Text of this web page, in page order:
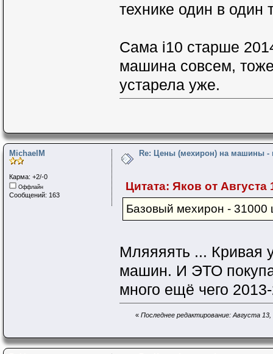
технике один в
Сама i10 старше
машина совсем, тоже
устарела уже.
MichaelM
Карма: +2/-0
Оффлайн
Сообщений: 163
Re: Цены (мехирон) на машины -
Цитата: Яков от Августа
Базовый мехирон - 31000
Мляяяять ... Кривая
машин. И ЭТО
много ещё чего
« Последнее редактирование: Августа